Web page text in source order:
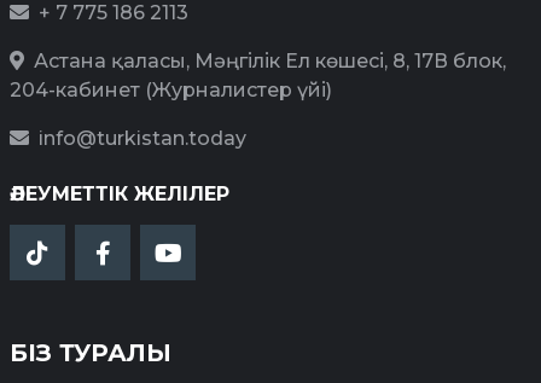
+ 7 775 186 2113
Астана қаласы, Мәңгілік Ел көшесі, 8, 17В блок,
204-кабинет (Журналистер үйі)
info@turkistan.today
ӘЛЕУМЕТТІК ЖЕЛІЛЕР
БІЗ ТУРАЛЫ